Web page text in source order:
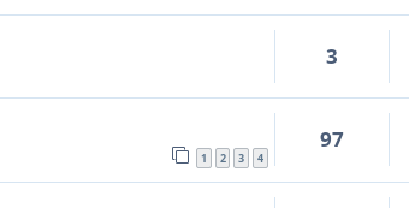
3
1 2 3 4
97